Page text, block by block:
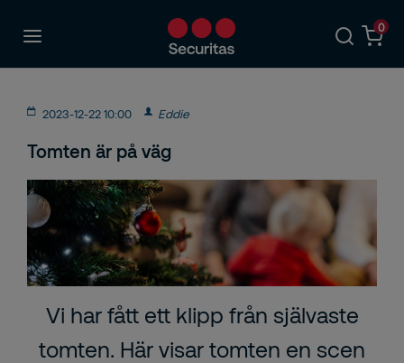
0
2023-12-22 10:00 Eddie
Tomten är på väg
Vi har fått ett klipp från självaste
tomten. Här visar tomten en scen